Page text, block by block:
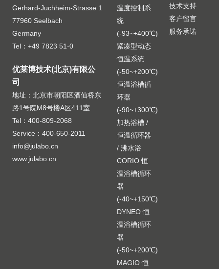
Gerhard-Juchheim-Strasse 1
77960 Seelbach
Germany
Tel：+49 7823 51-0
优莱博技术(北京)有限公
司
地址：北京市朝阳区酒仙桥东
路1号院M8号楼A区411室
Tel：400-809-2068
Service：400-650-2011
info@julabo.cn
www.julabo.cn
温度控制系
统
(-93~+400℃)
紧凑型动态
恒温系统
(-50~+200℃)
恒温浴槽循
环器
(-90~+300℃)
加热浴槽 /
恒温循环器
/ 沸水浴
CORIO 恒
温浴槽循环
器
(-40~+150℃)
DYNEO 恒
温浴槽循环
器
(-50~+200℃)
MAGIO 恒
技术支持
客户留言
服务承诺